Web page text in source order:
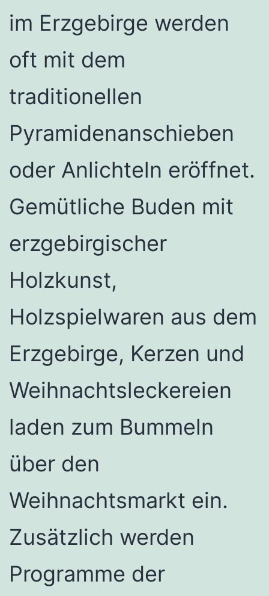
im Erzgebirge werden
oft mit dem
traditionellen
Pyramidenanschieben
oder Anlichteln eröffnet.
Gemütliche Buden mit
erzgebirgischer
Holzkunst,
Holzspielwaren aus dem
Erzgebirge, Kerzen und
Weihnachtsleckereien
laden zum Bummeln
über den
Weihnachtsmarkt ein.
Zusätzlich werden
Programme der